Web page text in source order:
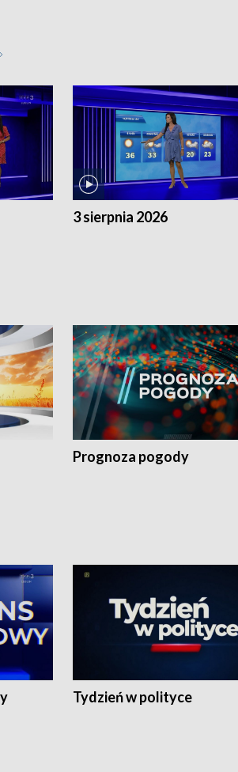
3 sierpnia 2026
Prognoza pogody
Tydzień w polityce